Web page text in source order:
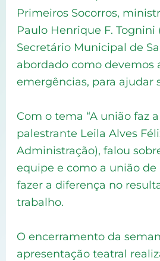
Primeiros Socorros,
Paulo Henrique F. Tognini
Secretário Municipal de
abordado como devemos
emergências, para ajudar
Com o tema “A união faz a
palestrante Leila Alves
Administração), falou
equipe e como a união
fazer a diferença no
trabalho.
O encerramento da
apresentação teatral